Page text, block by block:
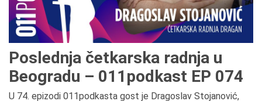
Poslednja četkarska radnja u
Beogradu – 011podkast EP 074
U 74. epizodi 011podkasta gost je Dragoslav Stojanović,